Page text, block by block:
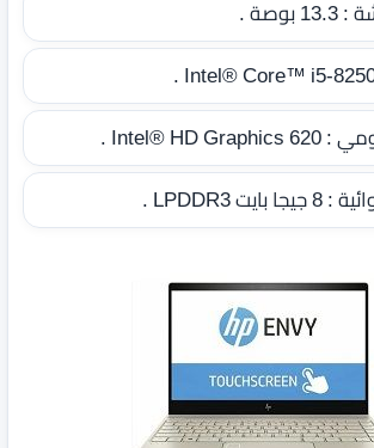
:13.3 بوصة .
Intel® Core™ i5-
:
Intel® HD Graphics 620 .
:8 جيجا بايت LPDDR3 .